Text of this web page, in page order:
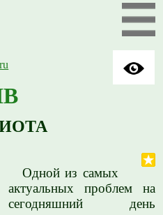
Одной из самых
актуальных проблем на
сегодняшний день